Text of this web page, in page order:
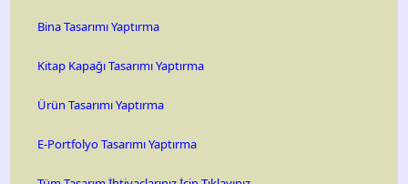
Bina Tasarımı Yaptırma
Kitap Kapağı Tasarımı Yaptırma
Ürün Tasarımı Yaptırma
E-Portfolyo Tasarımı Yaptırma